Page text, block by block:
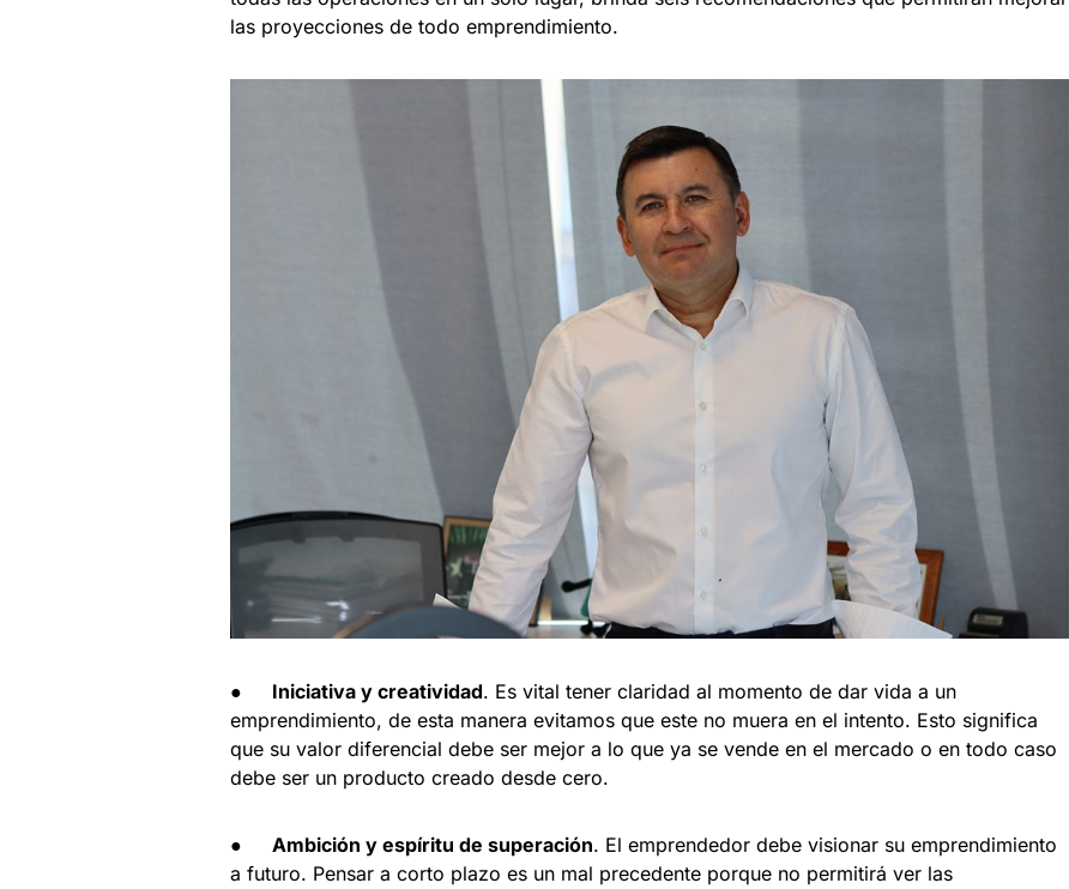
las proyecciones de todo emprendimiento.
● Iniciativa y creatividad. Es vital tener claridad al momento de dar vida a un
emprendimiento, de esta manera evitamos que este no muera en el intento. Esto significa
que su valor diferencial debe ser mejor a lo que ya se vende en el mercado o en todo caso
debe ser un producto creado desde cero.
● Ambición y espíritu de superación. El emprendedor debe visionar su emprendimiento
a futuro. Pensar a corto plazo es un mal precedente porque no permitirá ver las